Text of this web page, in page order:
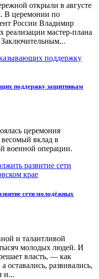
открыли в августе
В церемонии по
России Владимир
реализации мастер-плана
поддержку защитникам
церемония
вклад в
военной операции.
сети молодёжных
и талантливой
молодых людей. И
власть, — как
оставались, развивались,
и...